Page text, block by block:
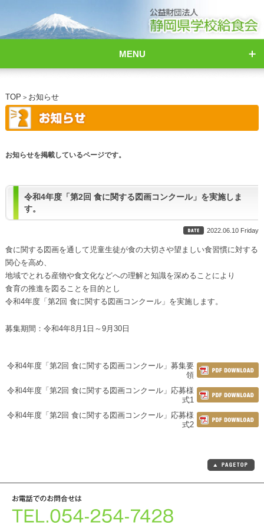
MENU
TOP > お知らせ
お知らせを掲載しているページです。
令和4年度「第2回 食に関する図画コンクール」を実施しま
す。
2022.06.10 Friday
食に関する図画を通して児童生徒が食の大切さや望ましい食習慣に対する
関心を高め、
地域でとれる産物や食文化などへの理解と知識を深めることにより
食育の推進を図ることを目的とし
令和4年度「第2回 食に関する図画コンクール」を実施します。
募集期間：令和4年8月1日～9月30日
令和4年度「第2回 食に関する図画コンクール」募集要
領
令和4年度「第2回 食に関する図画コンクール」応募様
式1
令和4年度「第2回 食に関する図画コンクール」応募様
式2